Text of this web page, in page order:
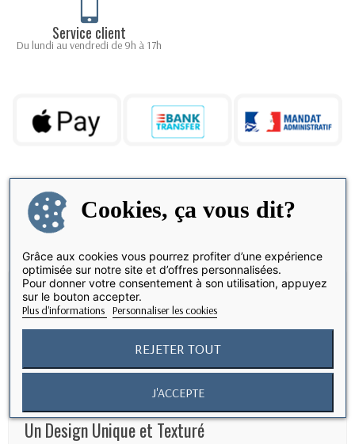
Service client
Du lundi au vendredi de 9h à 17h
Description
Une Protection Élégante et Écologique
uneprotection élégante et innovanteà votreiPhone 17 Pro.
polyester 100% recyclé
l’écologie tout en proposant uneesthétique sophistiquée
Un Design Unique et Texturé
Cookies, ça vous dit?
Grâce aux cookies vous pourrez profiter d’une expérience
optimisée sur notre site et d’offres personnalisées.
Pour donner votre consentement à son utilisation, appuyez
sur le bouton accepter.
Plus d'informations Personnaliser les cookies
REJETER TOUT
J'ACCEPTE